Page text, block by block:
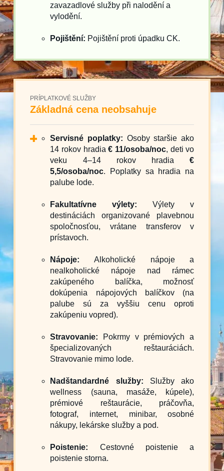
zavazadlové služby při nalodění a
vylodění.
Pojištění: Pojištění proti úpadku CK.
PRÍPLATKOVÉ SLUŽBY
Základná cena neobsahuje
Servisné poplatky: Osoby staršie ako
14 rokov hradia€ 11/osoba/noc, deti vo
veku 4–14 rokov hradia€
5,5/osoba/noc. Poplatky sa hradia na
palube lode.
Fakultatívne výlety: Výlety v
destináciách organizované plavebnou
spoločnosťou, vrátane transferov v
prístavoch.
Nápoje: Alkoholické nápoje a
nealkoholické nápoje nad rámec
zakúpeného balíčka, možnosť
dokúpenia nápojových balíčkov (na
palube sú za vyššiu cenu oproti
zakúpeniu vopred).
Stravovanie: Pokrmy v prémiových a
špecializovaných reštauráciách.
Stravovanie mimo lode.
Nadštandardné služby: Služby ako
wellness (sauna, masáže, kúpele),
prémiové reštaurácie, práčovňa,
fotograf, internet, minibar, osobné
nákupy, lekárske služby a pod.
Poistenie: Cestovné poistenie a
poistenie storna.